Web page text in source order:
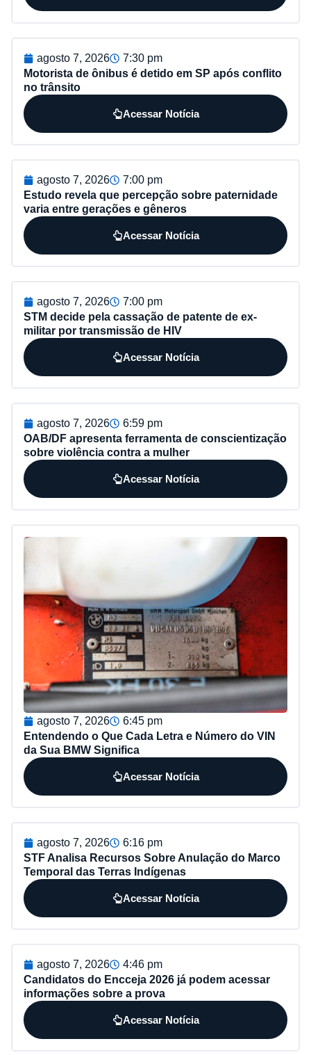
agosto 7, 2026
7:30 pm
Motorista de ônibus é detido em SP após conflito
no trânsito
Acessar Notícia
agosto 7, 2026
7:00 pm
Estudo revela que percepção sobre paternidade
varia entre gerações e gêneros
Acessar Notícia
agosto 7, 2026
7:00 pm
STM decide pela cassação de patente de ex-
militar por transmissão de HIV
Acessar Notícia
agosto 7, 2026
6:59 pm
OAB/DF apresenta ferramenta de conscientização
sobre violência contra a mulher
Acessar Notícia
agosto 7, 2026
6:45 pm
Entendendo o Que Cada Letra e Número do VIN
da Sua BMW Significa
Acessar Notícia
agosto 7, 2026
6:16 pm
STF Analisa Recursos Sobre Anulação do Marco
Temporal das Terras Indígenas
Acessar Notícia
agosto 7, 2026
4:46 pm
Candidatos do Encceja 2026 já podem acessar
informações sobre a prova
Acessar Notícia